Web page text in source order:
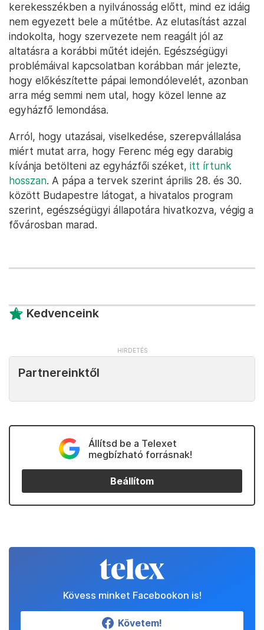
kerekesszékben a nyilvánosság előtt, mind ez idáig
nem egyezett bele a műtétbe. Az elutasítást azzal
indokolta, hogy szervezete nem reagált jól az
altatásra a korábbi műtét idején. Egészségügyi
problémáival kapcsolatban korábban már jelezte,
hogy előkészítette pápai lemondólevelét, azonban
arra még semmi nem utal, hogy közel lenne az
egyházfő lemondása.
Arról, hogy utazásai, viselkedése, szerepvállalása
miért mutat arra, hogy Ferenc még egy darabig
kívánja betölteni az egyházfői széket, itt írtunk
hosszan. A pápa a tervek szerint április 28. és 30.
között Budapestre látogat, a hivatalos program
szerint, egészségügyi állapotára hivatkozva, végig a
fővárosban marad.
Kedvenceink
Partnereinktől
Állítsd be a Telexet
megbízható forrásnak!
Beállítom
Kövess minket Facebookon is!
Követem!